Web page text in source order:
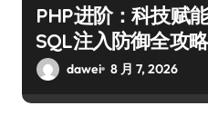
PHP进阶：科技赋
SQL注入防御全攻略
dawei 8 月 7, 2026